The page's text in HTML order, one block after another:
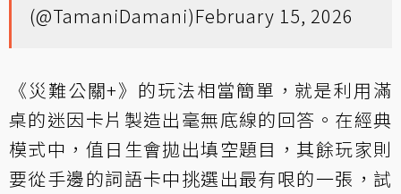
(@TamaniDamani)February 15, 2026
《災難公關+》的玩法相當簡單，就是利用滿
桌的迷因卡片製造出毫無底線的回答。在經典
模式中，值日生會拋出填空題目，其餘玩家則
要從手邊的詞語卡中挑選出最有哏的一張，試